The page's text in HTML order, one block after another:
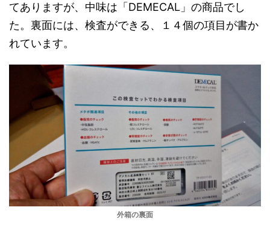
てありますが、中味は「DEMECAL」の商品でし
た。裏面には、検査ができる、１４個の項目が書か
れています。
外箱の裏面